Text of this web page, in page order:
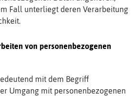
Fall unterliegt deren Verarbeitung
von personenbezogenen
mit dem Begriff
Umgang mit personenbezogenen